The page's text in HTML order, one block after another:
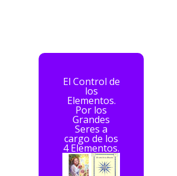
El Control de
los
Elementos.
Por los
Grandes
Seres a
cargo de los
4 Elementos.